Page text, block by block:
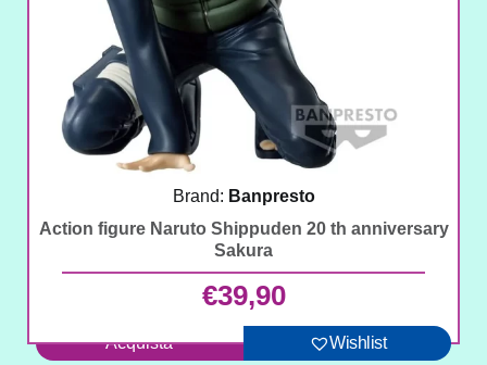
Brand: Banpresto
Action figure Naruto Shippuden 20 th anniversary
Sakura
€39,90
Acquista Wishlist